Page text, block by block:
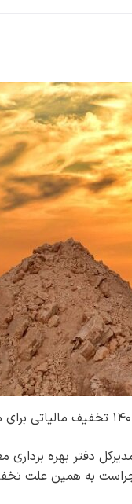
دفتر بهره
به همین علت